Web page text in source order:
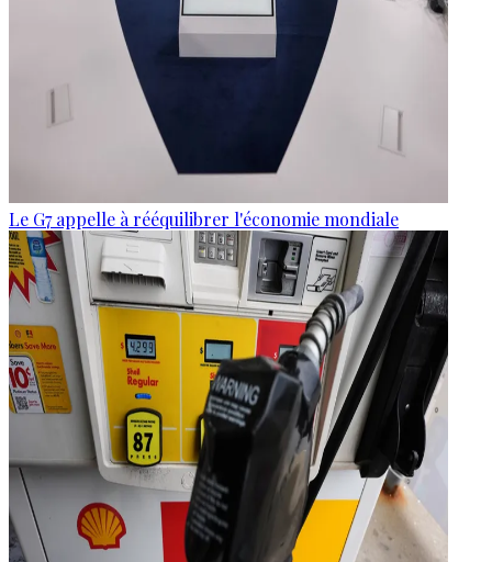
Le G7 appelle à rééquilibrer l'économie mondiale